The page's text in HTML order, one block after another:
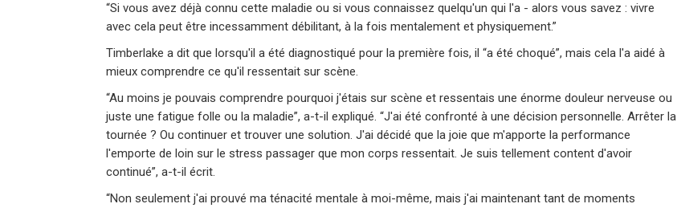
“Si vous avez déjà connu cette maladie ou si vous connaissez quelqu'un qui l'a - alors vous savez : vivre
avec cela peut être incessamment débilitant, à la fois mentalement et physiquement.”
Timberlake a dit que lorsqu'il a été diagnostiqué pour la première fois, il “a été choqué”, mais cela l'a aidé à
mieux comprendre ce qu'il ressentait sur scène.
“Au moins je pouvais comprendre pourquoi j'étais sur scène et ressentais une énorme douleur nerveuse ou
juste une fatigue folle ou la maladie”, a-t-il expliqué. “J'ai été confronté à une décision personnelle. Arrêter la
tournée ? Ou continuer et trouver une solution. J'ai décidé que la joie que m'apporte la performance
l'emporte de loin sur le stress passager que mon corps ressentait. Je suis tellement content d'avoir
continué”, a-t-il écrit.
“Non seulement j'ai prouvé ma ténacité mentale à moi-même, mais j'ai maintenant tant de moments